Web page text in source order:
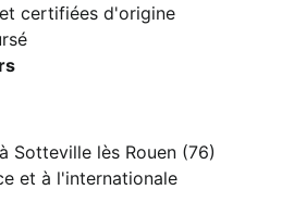
certifiées d'origine
Sotteville lès Rouen (76)
et à l'internationale